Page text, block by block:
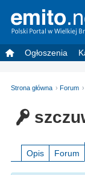
Ogłoszenia
Strona główna Forum
Opis Forum